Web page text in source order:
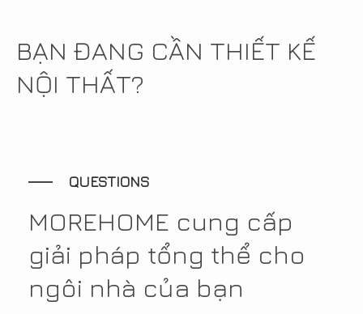
BẠN ĐANG CẦN THIẾT KẾ
NỘI THẤT?
QUESTIONS
MOREHOME cung cấp
giải pháp tổng thể cho
ngôi nhà của bạn